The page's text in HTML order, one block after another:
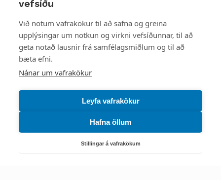
vefsíðu
Við notum vafrakökur til að safna og greina
upplýsingar um notkun og virkni vefsíðunnar, til að
geta notað lausnir frá samfélagsmiðlum og til að
bæta efni.
Nánar um vafrakökur
Leyfa vafrakökur
Hafna öllum
Stillingar á vafrakökum
Styttu þér leið
Mest skoðað
Starfsstöðvar
Náttúruverndarstofnun
Veiðimál, friðlýst svæði, landvarsla og náttúruvernd